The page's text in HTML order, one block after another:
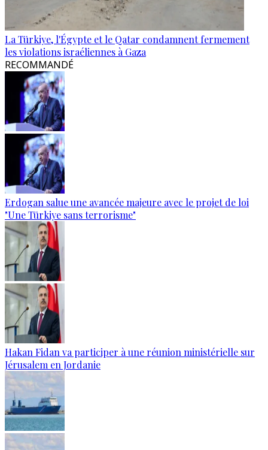
La Türkiye, l'Égypte et le Qatar condamnent fermement
les violations israéliennes à Gaza
RECOMMANDÉ
Erdogan salue une avancée majeure avec le projet de loi
"Une Türkiye sans terrorisme"
Hakan Fidan va participer à une réunion ministérielle sur
Jérusalem en Jordanie